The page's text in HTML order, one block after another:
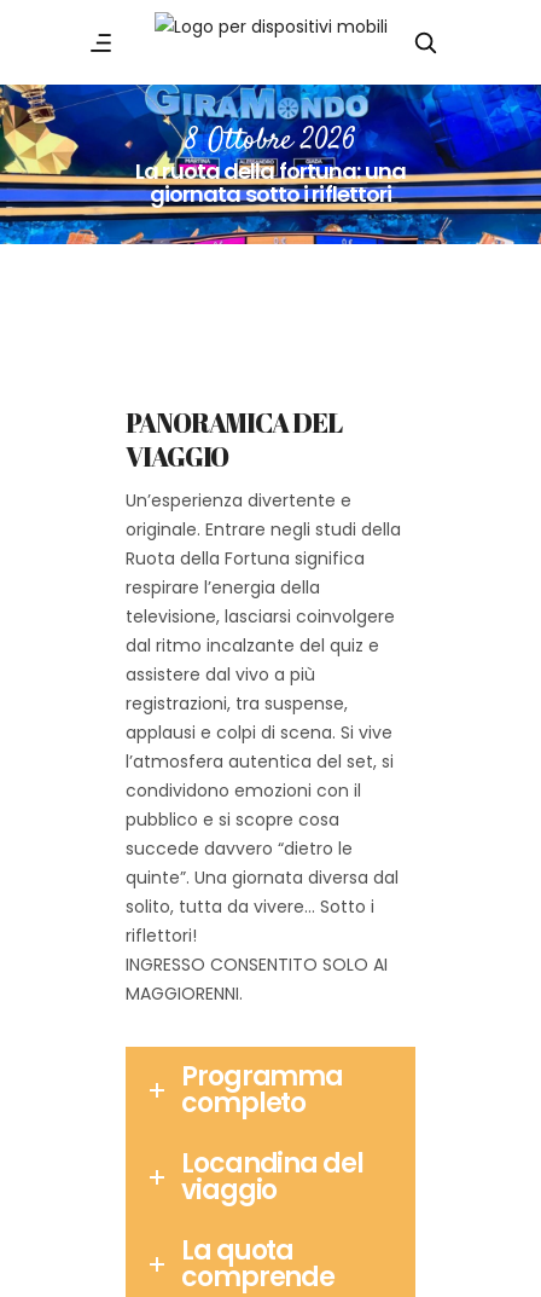
8 Ottobre 2026
La ruota della fortuna: una
giornata sotto i riflettori
PANORAMICA DEL
VIAGGIO
Un’esperienza divertente e
originale. Entrare negli studi della
Ruota della Fortuna significa
respirare l’energia della
televisione, lasciarsi coinvolgere
dal ritmo incalzante del quiz e
assistere dal vivo a più
registrazioni, tra suspense,
applausi e colpi di scena. Si vive
l’atmosfera autentica del set, si
condividono emozioni con il
pubblico e si scopre cosa
succede davvero “dietro le
quinte”. Una giornata diversa dal
solito, tutta da vivere… Sotto i
riflettori!
INGRESSO CONSENTITO SOLO AI
MAGGIORENNI.
Programma
completo
Locandina del
viaggio
La quota
comprende